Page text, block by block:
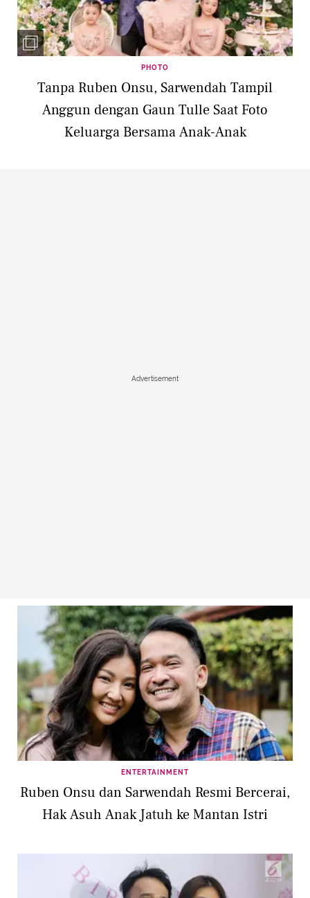
PHOTO
Tanpa Ruben Onsu, Sarwendah Tampil
Anggun dengan Gaun Tulle Saat Foto
Keluarga Bersama Anak-Anak
Advertisement
ENTERTAINMENT
Ruben Onsu dan Sarwendah Resmi Bercerai,
Hak Asuh Anak Jatuh ke Mantan Istri